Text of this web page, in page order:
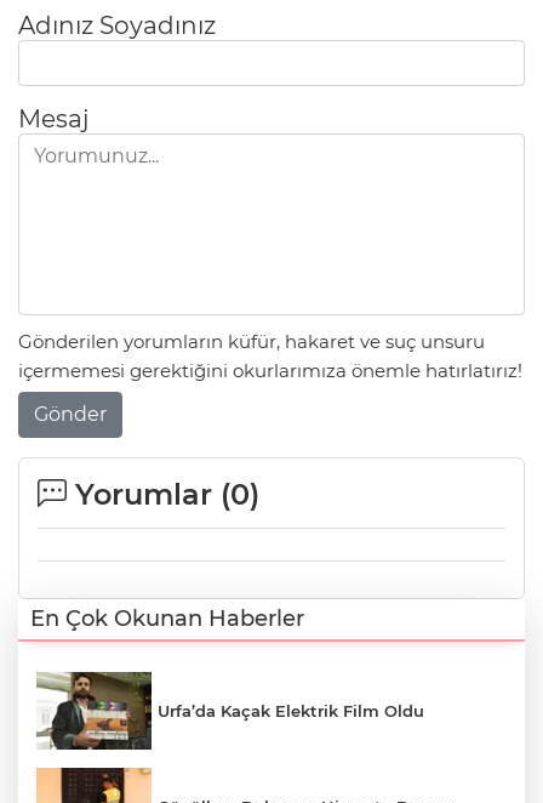
Adınız Soyadınız
Mesaj
Gönderilen yorumların küfür, hakaret ve suç unsuru
içermemesi gerektiğini okurlarımıza önemle hatırlatırız!
Gönder
Yorumlar (0)
En Çok Okunan Haberler
Urfa’da Kaçak Elektrik Film Oldu